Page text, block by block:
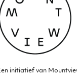
initiatief van